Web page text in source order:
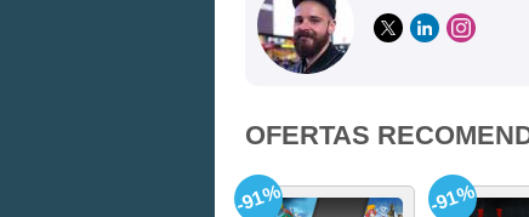
OFERTAS
-91% -91%